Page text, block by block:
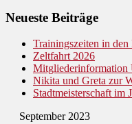
Neueste Beiträge
Trainingszeiten in den
Zeltfahrt 2026
Mitgliederinformation
Nikita und Greta zur
Stadtmeisterschaft im
September 2023